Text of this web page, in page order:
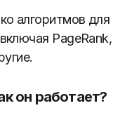
алгоритмов для
PageRank,
он работает?